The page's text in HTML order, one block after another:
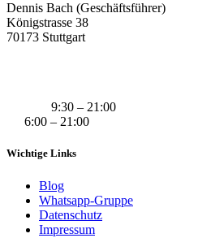
Dennis Bach (Geschäftsführer)
Königstrasse 38
70173 Stuttgart
9:30 – 21:00
6:00 – 21:00
Wichtige Links
Blog
Whatsapp-Gruppe
Datenschutz
Impressum